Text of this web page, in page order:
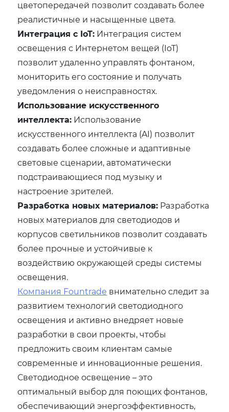
цветопередачей позволит создавать более
реалистичные и насыщенные цвета.
Интеграция с IoT: Интеграция систем
освещения с Интернетом вещей (IoT)
позволит удаленно управлять фонтаном,
мониторить его состояние и получать
уведомления о неисправностях.
Использование искусственного
интеллекта: Использование
искусственного интеллекта (AI) позволит
создавать более сложные и адаптивные
световые сценарии, автоматически
подстраивающиеся под музыку и
настроение зрителей.
Разработка новых материалов: Разработка
новых материалов для светодиодов и
корпусов светильников позволит создавать
более прочные и устойчивые к
воздействию окружающей среды системы
освещения.
Компания Fountrade внимательно следит за
развитием технологий светодиодного
освещения и активно внедряет новые
разработки в свои проекты, чтобы
предложить своим клиентам самые
современные и инновационные решения.
Светодиодное освещение – это
оптимальный выбор для поющих фонтанов,
обеспечивающий энергоэффективность,